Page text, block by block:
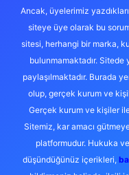
Ancak, üyelerimiz
siteye üye olarak bu
sitesi, herhangi bir marka,
bulunmamaktadır. Sitede
paylaşılmaktadır. Burada
olup, gerçek kurum ve
Gerçek kurum ve kişiler
Sitemiz, kar amacı
platformudur. Hukuka
düşündüğünüz içerikleri,